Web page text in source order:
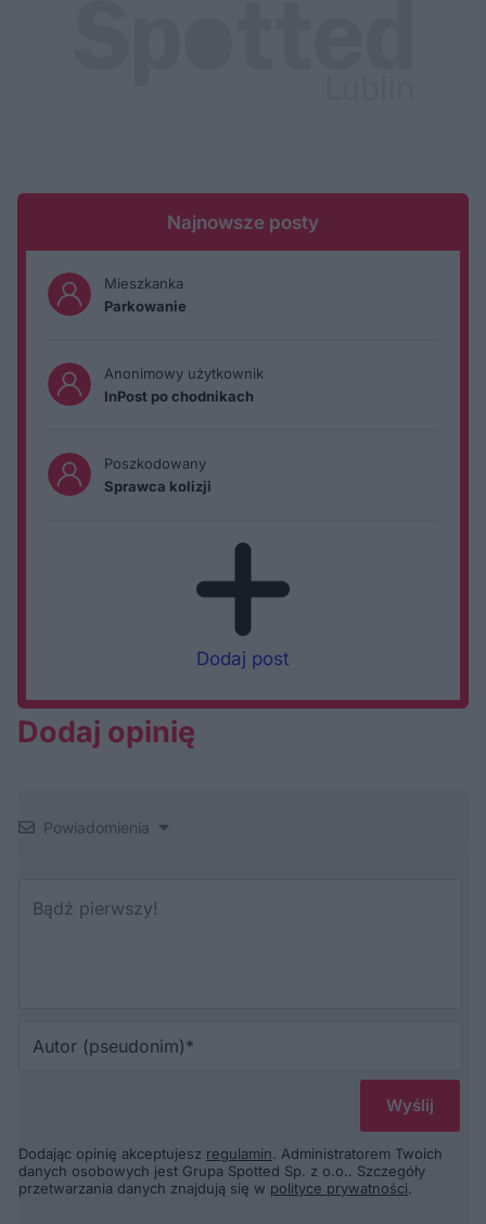
Najnowsze posty
Mieszkanka
Parkowanie
Anonimowy użytkownik
InPost po chodnikach
Poszkodowany
Sprawca kolizji
Dodaj post
Dodaj opinię
Powiadomienia
Dodając opinię akceptujesz regulamin. Administratorem Twoich
danych osobowych jest Grupa Spotted Sp. z o.o.. Szczegóły
przetwarzania danych znajdują się w polityce prywatności.